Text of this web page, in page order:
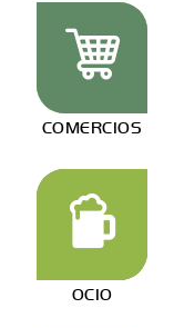
COMERCIOS
OCIO